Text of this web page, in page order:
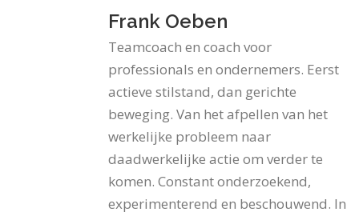
Frank Oeben
Teamcoach en coach voor
professionals en ondernemers. Eerst
actieve stilstand, dan gerichte
beweging. Van het afpellen van het
werkelijke probleem naar
daadwerkelijke actie om verder te
komen. Constant onderzoekend,
experimenterend en beschouwend. In